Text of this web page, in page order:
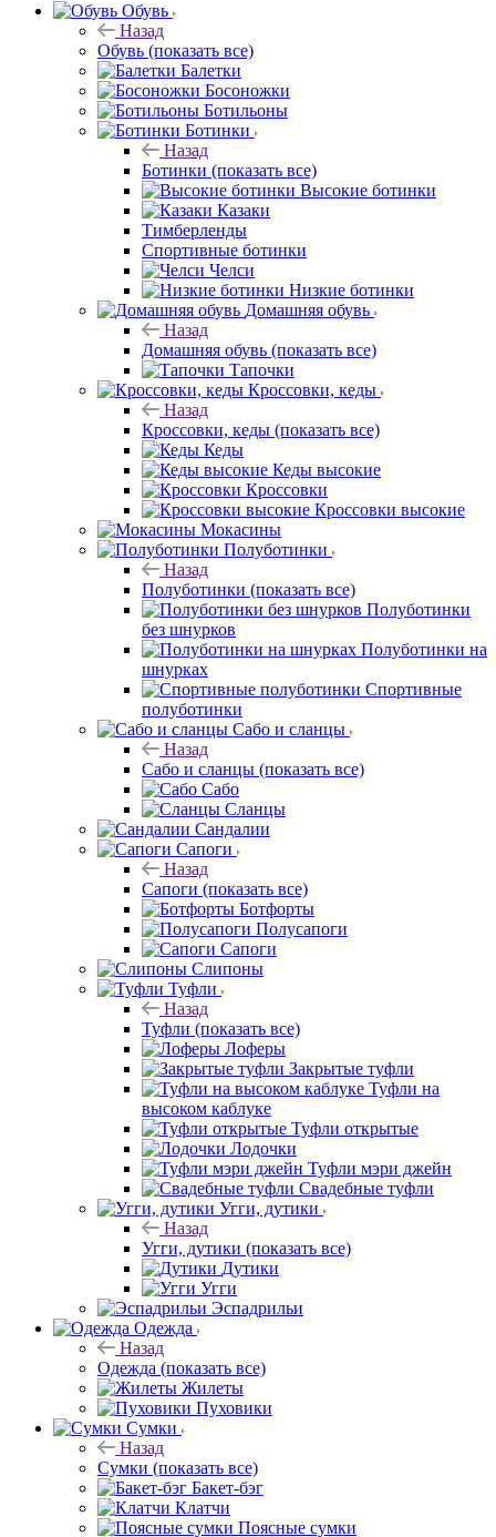
Обувь
Назад
Обувь (показать все)
Балетки
Босоножки
Ботильоны
Ботинки
Назад
Ботинки (показать все)
Высокие ботинки
Казаки
Тимберленды
Спортивные ботинки
Челси
Низкие ботинки
Домашняя обувь
Назад
Домашняя обувь (показать все)
Тапочки
Кроссовки, кеды
Назад
Кроссовки, кеды (показать все)
Кеды
Кеды высокие
Кроссовки
Кроссовки высокие
Мокасины
Полуботинки
Назад
Полуботинки (показать все)
Полуботинки
без шнурков
Полуботинки на
шнурках
Спортивные
полуботинки
Сабо и сланцы
Назад
Сабо и сланцы (показать все)
Сабо
Сланцы
Сандалии
Сапоги
Назад
Сапоги (показать все)
Ботфорты
Полусапоги
Сапоги
Слипоны
Туфли
Назад
Туфли (показать все)
Лоферы
Закрытые туфли
Туфли на
высоком каблуке
Туфли открытые
Лодочки
Туфли мэри джейн
Свадебные туфли
Угги, дутики
Назад
Угги, дутики (показать все)
Дутики
Угги
Эспадрильи
Одежда
Назад
Одежда (показать все)
Жилеты
Пуховики
Сумки
Назад
Сумки (показать все)
Бакет-бэг
Клатчи
Поясные сумки